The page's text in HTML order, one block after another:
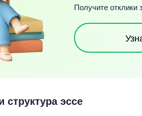
Получите отклики
эссе